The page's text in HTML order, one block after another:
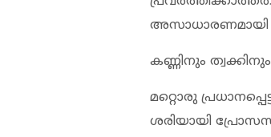
അസാധാരണമായി
കണ്ണിനും
മറ്റൊരു
ശരിയായി